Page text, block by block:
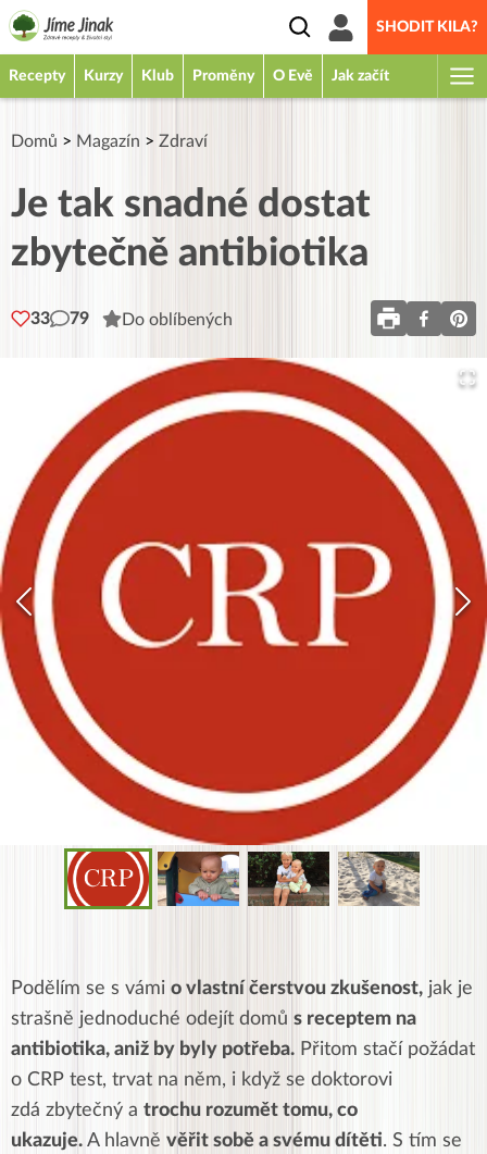
SHODIT KILA?
Recepty Kurzy Klub Proměny O Evě Jak začít
Domů > Magazín > Zdraví
Je tak snadné dostat
zbytečně antibiotika
33 79 Do oblíbených
Podělím se s vámi o vlastní čerstvou zkušenost, jak je
strašně jednoduché odejít domů s receptem na
antibiotika, aniž by byly potřeba. Přitom stačí požádat
o CRP test, trvat na něm, i když se doktorovi
zdá zbytečný a trochu rozumět tomu, co
ukazuje. A hlavně věřit sobě a svému dítěti. S tím se